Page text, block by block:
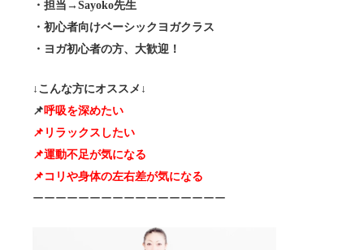
・担当→Sayoko先生
・初心者向けベーシックヨガクラス
・ヨガ初心者の方、大歓迎！
↓こんな方にオススメ↓
📌 呼吸を深めたい
📌リラックスしたい
📌運動不足が気になる
📌コリや身体の左右差が気になる
ーーーーーーーーーーーーーーーーー